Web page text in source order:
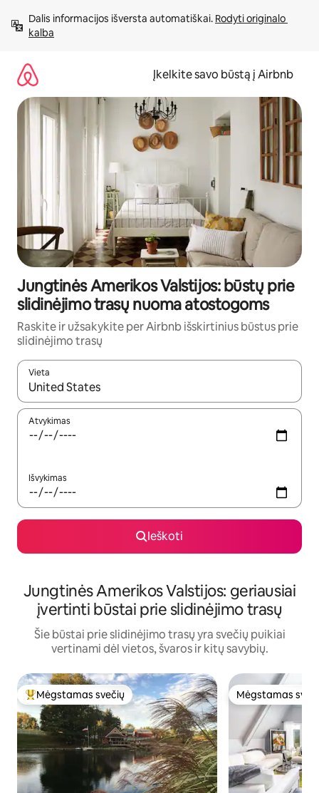
prie
turinio
Dalis informacijos išversta automatiškai. Rodyti originalo
kalba
Įkelkite savo būstą į Airbnb
Jungtinės Amerikos Valstijos: būstų prie
slidinėjimo trasų nuoma atostogoms
Raskite ir užsakykite per Airbnb išskirtinius būstus prie
slidinėjimo trasų
Vieta
Kai pasirodys paieškos rezultatai, juos naršyti galite
Atvykimas
Išvykimas
Ieškoti
Jungtinės Amerikos Valstijos: geriausiai
įvertinti būstai prie slidinėjimo trasų
Šie būstai prie slidinėjimo trasų yra svečių puikiai
vertinami dėl vietos, švaros ir kitų savybių.
Svečių mėgstamiausias
Mėgstamas svečių Mėgstamas
Mėgstamas